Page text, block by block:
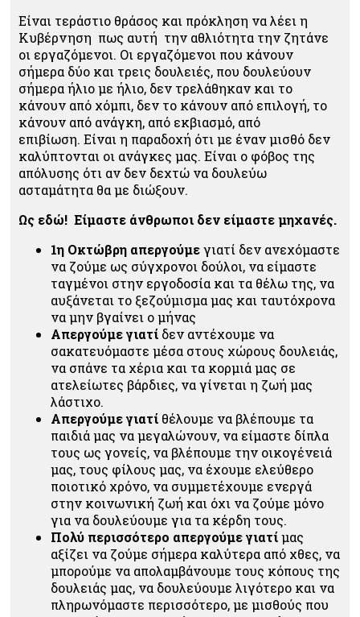
Είναι τεράστιο θράσος και πρόκληση να λέει η
Κυβέρνηση πως αυτή την αθλιότητα την ζητάνε
οι εργαζόμενοι. Οι εργαζόμενοι που κάνουν
σήμερα δύο και τρεις δουλειές, που δουλεύουν
σήμερα ήλιο με ήλιο, δεν τρελάθηκαν και το
κάνουν από χόμπι, δεν το κάνουν από επιλογή, το
κάνουν από ανάγκη, από εκβιασμό, από
επιβίωση. Είναι η παραδοχή ότι με έναν μισθό δεν
καλύπτονται οι ανάγκες μας. Είναι ο φόβος της
απόλυσης ότι αν δεν δεχτώ να δουλεύω
ασταμάτητα θα με διώξουν.
Ως εδώ! Είμαστε άνθρωποι δεν είμαστε μηχανές.
1η Οκτώβρη απεργούμεγιατί δεν ανεχόμαστε
να ζούμε ως σύγχρονοι δούλοι, να είμαστε
ταγμένοι στην εργοδοσία και τα θέλω της, να
αυξάνεται το ξεζούμισμα μας και ταυτόχρονα
να μην βγαίνει ο μήνας
Απεργούμε γιατί δεν αντέχουμε να
σακατευόμαστε μέσα στους χώρους δουλειάς,
να σπάνε τα χέρια και τα κορμιά μας σε
ατελείωτες βάρδιες, να γίνεται η ζωή μας
λάστιχο.
Απεργούμε γιατί θέλουμε να βλέπουμε τα
παιδιά μας να μεγαλώνουν, να είμαστε δίπλα
τους ως γονείς, να βλέπουμε την οικογένειά
μας, τους φίλους μας, να έχουμε ελεύθερο
ποιοτικό χρόνο, να συμμετέχουμε ενεργά
στην κοινωνική ζωή και όχι να ζούμε μόνο
για να δουλεύουμε για τα κέρδη τους.
Πολύ περισσότερο απεργούμε γιατίμας
αξίζει να ζούμε σήμερα καλύτερα από χθες, να
μπορούμε να απολαμβάνουμε τους κόπους της
δουλειάς μας, να δουλεύουμε λιγότερο και να
πληρωνόμαστε περισσότερο, με μισθούς που